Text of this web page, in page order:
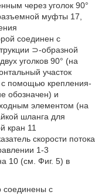
через уголок 90°
муфты 17,
соединен с
⊃-образной
уголков 90° (на
участок
с помощью крепления-
обозначен) и
элементом (на
шланга для
кран 11
скорости потока
1-3
10 (см. Фиг. 5) в
соединены с